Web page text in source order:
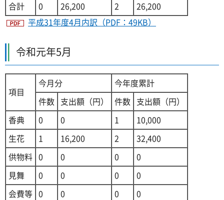
合計
0 26,200 2
26,200
平成31年度4月内訳（PDF：49KB）
令和元年5月
項目
今月分
今年度累計
件数 支出額（円） 件数 支出額（円）
香典
0 0 1
10,000
生花
1 16,200 2
32,400
供物料 0 0 0
0
見舞
0 0 0
0
会費等 0 0 0
0